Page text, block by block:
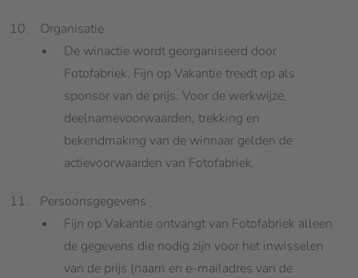
Organisatie
De winactie wordt georganiseerd door
Fotofabriek. Fijn op Vakantie treedt op als
sponsor van de prijs. Voor de werkwijze,
deelnamevoorwaarden, trekking en
bekendmaking van de winnaar gelden de
actievoorwaarden van Fotofabriek.
Persoonsgegevens
Fijn op Vakantie ontvangt van Fotofabriek alleen
de gegevens die nodig zijn voor het inwisselen
van de prijs (naam en e-mailadres van de